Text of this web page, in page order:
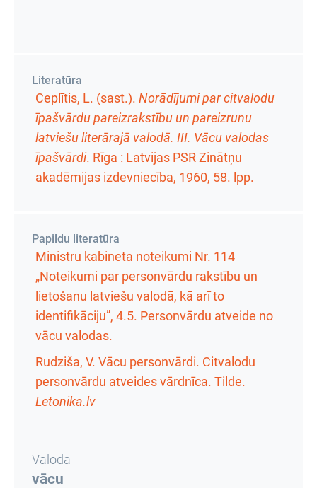
Literatūra
Ceplītis, L. (sast.). Norādījumi par citvalodu
īpašvārdu pareizrakstību un pareizrunu
latviešu literārajā valodā. III. Vācu valodas
īpašvārdi. Rīga : Latvijas PSR Zinātņu
akadēmijas izdevniecība, 1960, 58. lpp.
Papildu literatūra
Ministru kabineta noteikumi Nr. 114
„Noteikumi par personvārdu rakstību un
lietošanu latviešu valodā, kā arī to
identifikāciju”, 4.5. Personvārdu atveide no
vācu valodas.
Rudziša, V. Vācu personvārdi. Citvalodu
personvārdu atveides vārdnīca. Tilde.
Letonika.lv
Valoda
vācu